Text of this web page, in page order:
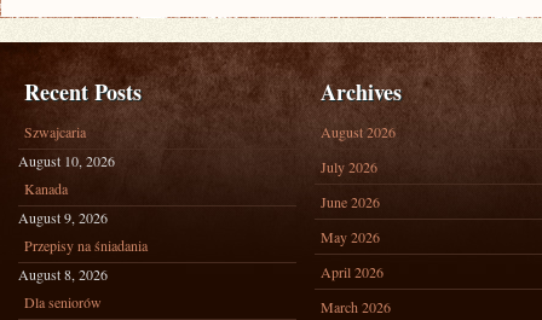
Recent Posts
Szwajcaria
August 10, 2026
Kanada
August 9, 2026
Przepisy na śniadania
August 8, 2026
Dla seniorów
Archives
August 2026
July 2026
June 2026
May 2026
April 2026
March 2026